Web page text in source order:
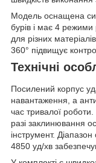
Модель оснащена
бурів і має 4
для різних
360° підвищує
Технічні
Посилений корпус
навантаження, а
час тривалої роботи.
разі заклинювання
інструмент. Діапазон
4850 уд/хв